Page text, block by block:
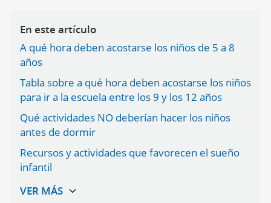
En este artículo
A qué hora deben acostarse los niños de 5 a 8
años
Tabla sobre a qué hora deben acostarse los niños
para ir a la escuela entre los 9 y los 12 años
Qué actividades NO deberían hacer los niños
antes de dormir
Recursos y actividades que favorecen el sueño
infantil